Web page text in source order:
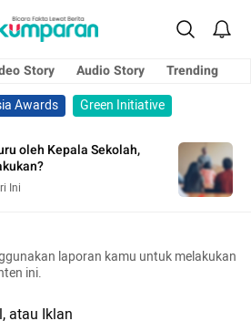
Story Audio Story
Trending
Awards
Green Initiative
oleh Kepala Sekolah,
Ini
laporan kamu untuk melakukan
ini.
atau Iklan